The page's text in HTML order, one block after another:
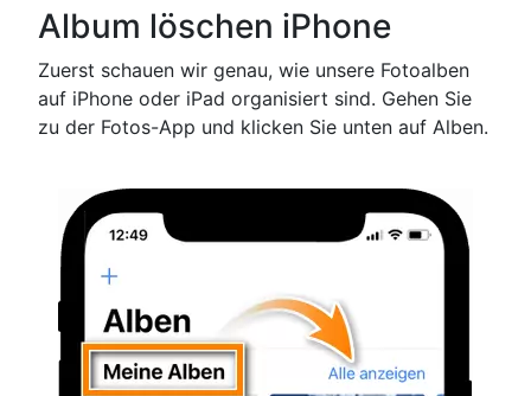
Album löschen iPhone
Zuerst schauen wir genau, wie unsere Fotoalben
auf iPhone oder iPad organisiert sind. Gehen Sie
zu der Fotos-App und klicken Sie unten auf Alben.